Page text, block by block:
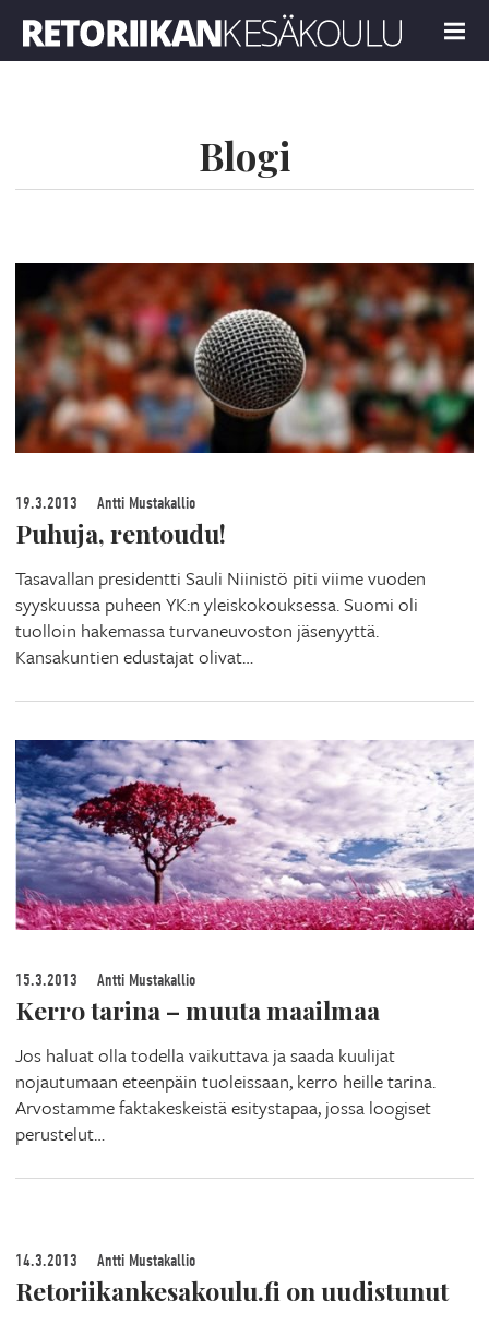
MENU
Blogi
19.3.2013 Antti Mustakallio
Puhuja, rentoudu!
Tasavallan presidentti Sauli Niinistö piti viime vuoden
syyskuussa puheen YK:n yleiskokouksessa. Suomi oli
tuolloin hakemassa turvaneuvoston jäsenyyttä.
Kansakuntien edustajat olivat…
15.3.2013 Antti Mustakallio
Kerro tarina – muuta maailmaa
Jos haluat olla todella vaikuttava ja saada kuulijat
nojautumaan eteenpäin tuoleissaan, kerro heille tarina.
Arvostamme faktakeskeistä esitystapaa, jossa loogiset
perustelut…
14.3.2013 Antti Mustakallio
Retoriikankesakoulu.fi on uudistunut